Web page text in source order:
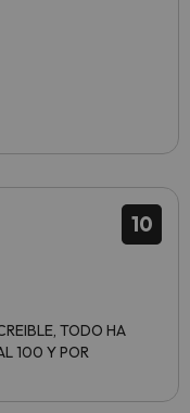
10
TODO HA
100 Y POR